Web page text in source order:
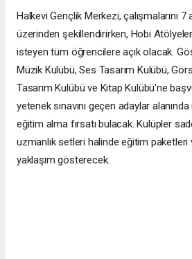
Halkevi Gençlik Merkezi, çalışmalarını
üzerinden şekillendirirken, Hobi
isteyen tüm öğrencilere açık olacak.
Müzik Kulübü, Ses Tasarım Kulübü,
Tasarım Kulübü ve Kitap Kulübü’ne
yetenek sınavını geçen adaylar
eğitim alma fırsatı bulacak. Kulüpler
uzmanlık setleri halinde eğitim paketleri
yaklaşım gösterecek.